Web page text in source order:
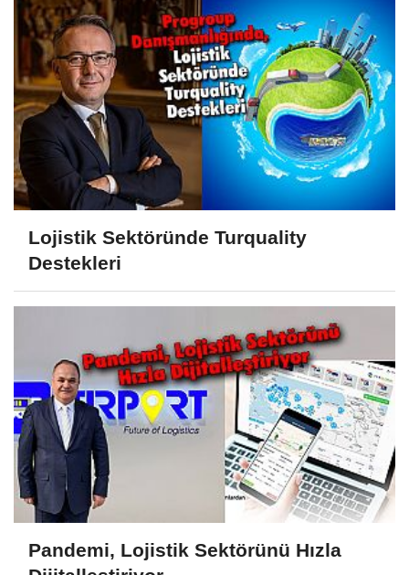
Lojistik Sektöründe Turquality
Destekleri
Pandemi, Lojistik Sektörünü Hızla